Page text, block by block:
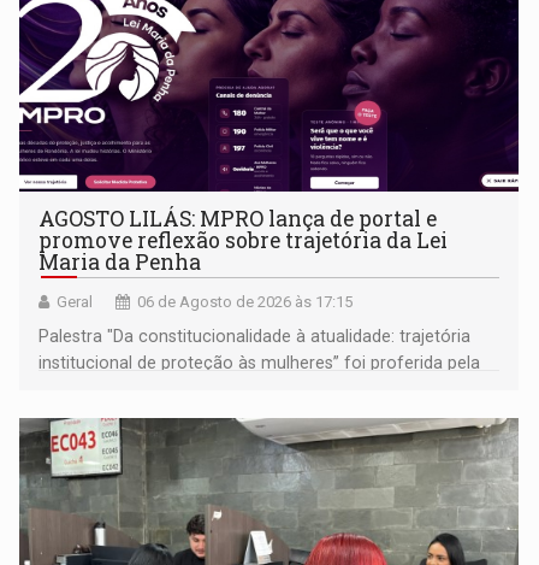
AGOSTO LILÁS: MPRO lança de portal e
promove reflexão sobre trajetória da Lei
Maria da Penha
Geral 06 de Agosto de 2026 às 17:15
Palestra "Da constitucionalidade à atualidade: trajetória
institucional de proteção às mulheres” foi proferida pela
Goiás